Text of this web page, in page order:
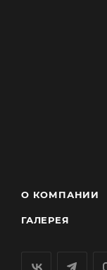
О КОМПАНИИ
ГАЛЕРЕЯ